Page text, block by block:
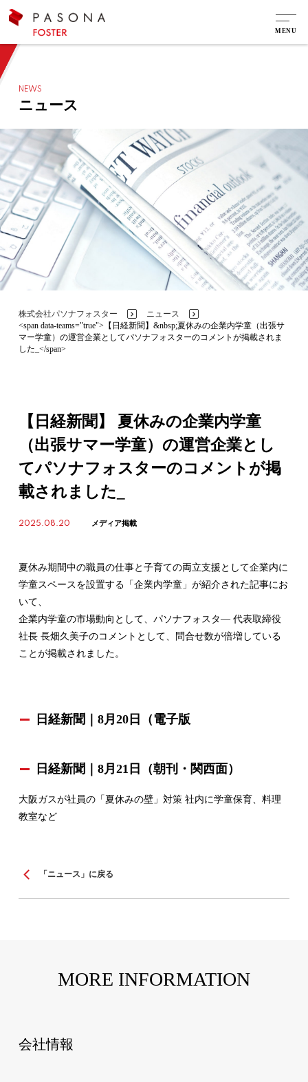
NEWS
ニュース
株式会社パソナフォスター >ニュース
<span data-teams="true">【日経新聞】&nbsp;夏休みの企業内学童（出張サ
マー学童）の運営企業としてパソナフォスターのコメントが掲載されま
した_</span>
【日経新聞】 夏休みの企業内学童
（出張サマー学童）の運営企業とし
てパソナフォスターのコメントが掲
載されました_
2025.08.20 メディア掲載
夏休み期間中の職員の仕事と子育ての両立支援として企業内に
学童スペースを設置する「企業内学童」が紹介された記事にお
いて、
企業内学童の市場動向として、パソナフォスタ― 代表取締役
社長 長畑久美子のコメントとして、問合せ数が倍増している
ことが掲載されました。
日経新聞｜8月20日（電子版
日経新聞｜8月21日（朝刊・関西面）
大阪ガスが社員の「夏休みの壁」対策 社内に学童保育、料理
教室など
「ニュース」に戻る
MORE INFORMATION
会社情報